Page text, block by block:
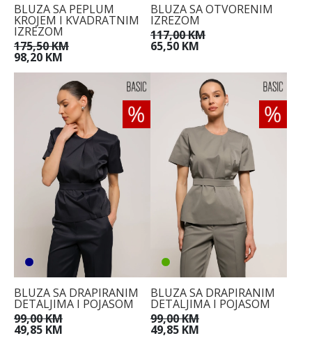
BLUZA SA PEPLUM
KROJEM I KVADRATNIM
IZREZOM
175,50 KM
98,20 KM
BLUZA SA OTVORENIM
IZREZOM
117,00 KM
65,50 KM
BLUZA SA DRAPIRANIM
DETALJIMA I POJASOM
99,00 KM
49,85 KM
BLUZA SA DRAPIRANIM
DETALJIMA I POJASOM
99,00 KM
49,85 KM